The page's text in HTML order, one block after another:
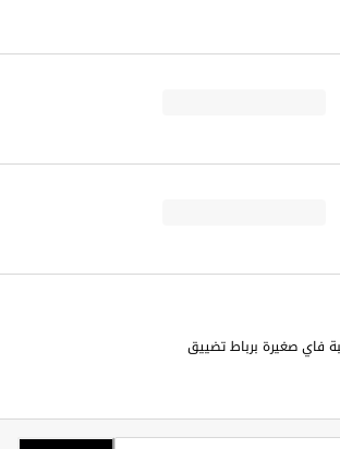
فاي صغيرة برباط تضييق